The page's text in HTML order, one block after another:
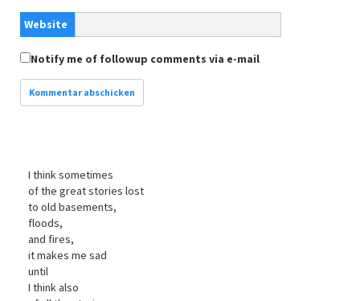
Website
Notify me of followup comments via e-mail
I think sometimes
of the great stories lost
to old basements,
floods,
and fires,
it makes me sad
until
I think also